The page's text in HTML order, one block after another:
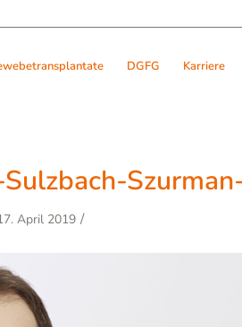
DGFG Karriere
April 2019 /